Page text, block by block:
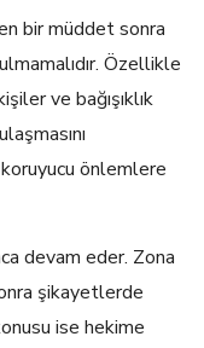
bir müddet sonra
Özellikle
ve bağışıklık
önlemlere
devam eder. Zona
şikayetlerde
ise hekime